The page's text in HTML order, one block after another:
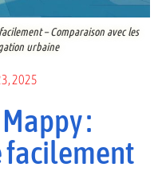
– Comparaison avec les
urbaine
2025
:
facilement